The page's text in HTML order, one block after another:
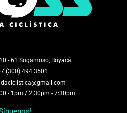
- 61 Sogamoso, Boyacá
(300) 494 3501
- 1pm / 2:30pm - 7:30pm